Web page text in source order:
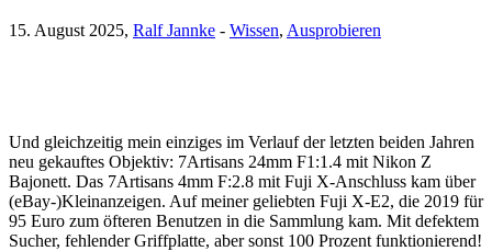
15. August 2025, Ralf Jannke - Wissen, Ausprobieren
Und gleichzeitig mein einziges im Verlauf der letzten beiden Jahren
neu gekauftes Objektiv: 7Artisans 24mm F1:1.4 mit Nikon Z
Bajonett. Das 7Artisans 4mm F:2.8 mit Fuji X-Anschluss kam über
(eBay-)Kleinanzeigen. Auf meiner geliebten Fuji X-E2, die 2019 für
95 Euro zum öfteren Benutzen in die Sammlung kam. Mit defektem
Sucher, fehlender Griffplatte, aber sonst 100 Prozent funktionierend!